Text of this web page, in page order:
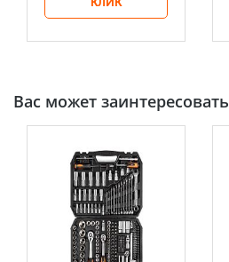
Вас может заинтересовать